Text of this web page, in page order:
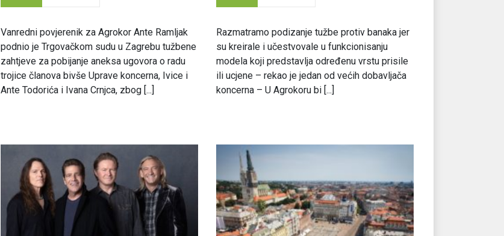
Vanredni povjerenik za Agrokor Ante Ramljak
podnio je Trgovačkom sudu u Zagrebu tužbene
zahtjeve za pobijanje aneksa ugovora o radu
trojice članova bivše Uprave koncerna, Ivice i
Ante Todorića i Ivana Crnjca, zbog [...]
Razmatramo podizanje tužbe protiv banaka jer
su kreirale i učestvovale u funkcionisanju
modela koji predstavlja određenu vrstu prisile
ili ucjene – rekao je jedan od većih dobavljača
koncerna – U Agrokoru bi [...]